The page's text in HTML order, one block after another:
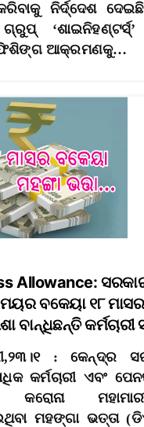
ନିର୍ଦ୍ଦେଶ
ଫିଶିଙ୍ଗ ଆକ୍ରମଣକୁ…
Allowance:
ବକେୟା ୧୮
ବାନ୍ଧିଛନ୍ତି କର୍ମଚାରୀ
: କେନ୍ଦ୍ର
କର୍ମଚାରୀ ଏବଂ
କରୋନା
ମହଙ୍ଗା ଭତ୍ତା